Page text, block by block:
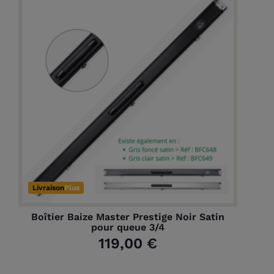
LivraisonPlus
Boîtier Baize Master Prestige Noir Satin
pour queue 3/4
119,00 €